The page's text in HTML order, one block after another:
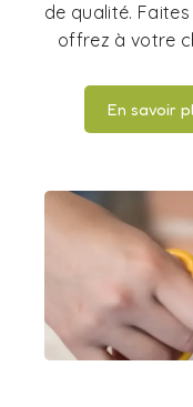
de qualité.
offrez à votre
En savoir